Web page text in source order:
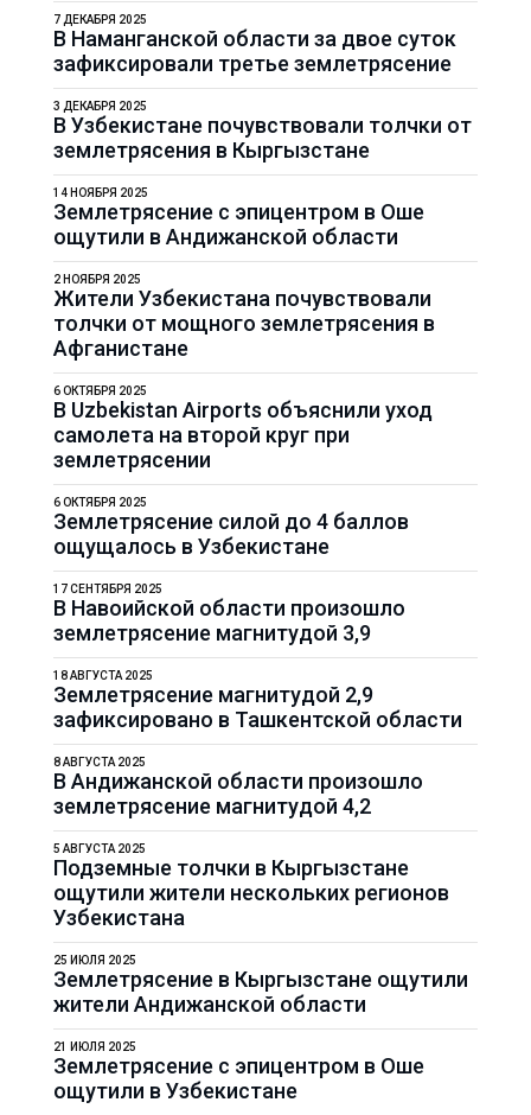
В Наманганской области за двое суток
зафиксировали третье землетрясение
7 ДЕКАБРЯ 2025
В Узбекистане почувствовали толчки от
землетрясения в Кыргызстане
3 ДЕКАБРЯ 2025
Землетрясение с эпицентром в Оше
ощутили в Андижанской области
14 НОЯБРЯ 2025
Жители Узбекистана почувствовали
толчки от мощного землетрясения в
Афганистане
2 НОЯБРЯ 2025
В Uzbekistan Airports объяснили уход
самолета на второй круг при
землетрясении
6 ОКТЯБРЯ 2025
Землетрясение силой до 4 баллов
ощущалось в Узбекистане
6 ОКТЯБРЯ 2025
В Навоийской области произошло
землетрясение магнитудой 3,9
17 СЕНТЯБРЯ 2025
Землетрясение магнитудой 2,9
зафиксировано в Ташкентской области
18 АВГУСТА 2025
В Андижанской области произошло
землетрясение магнитудой 4,2
8 АВГУСТА 2025
Подземные толчки в Кыргызстане
ощутили жители нескольких регионов
Узбекистана
5 АВГУСТА 2025
Землетрясение в Кыргызстане ощутили
жители Андижанской области
25 ИЮЛЯ 2025
Землетрясение с эпицентром в Оше
ощутили в Узбекистане
21 ИЮЛЯ 2025